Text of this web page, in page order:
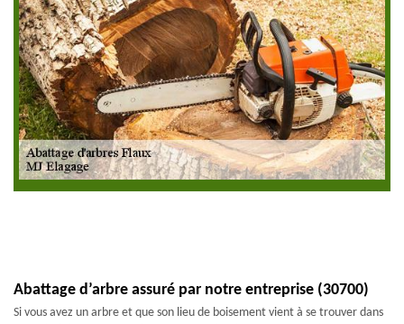
Abattage d’arbre assuré par notre entreprise (30700)
Si vous avez un arbre et que son lieu de boisement vient à se trouver dans